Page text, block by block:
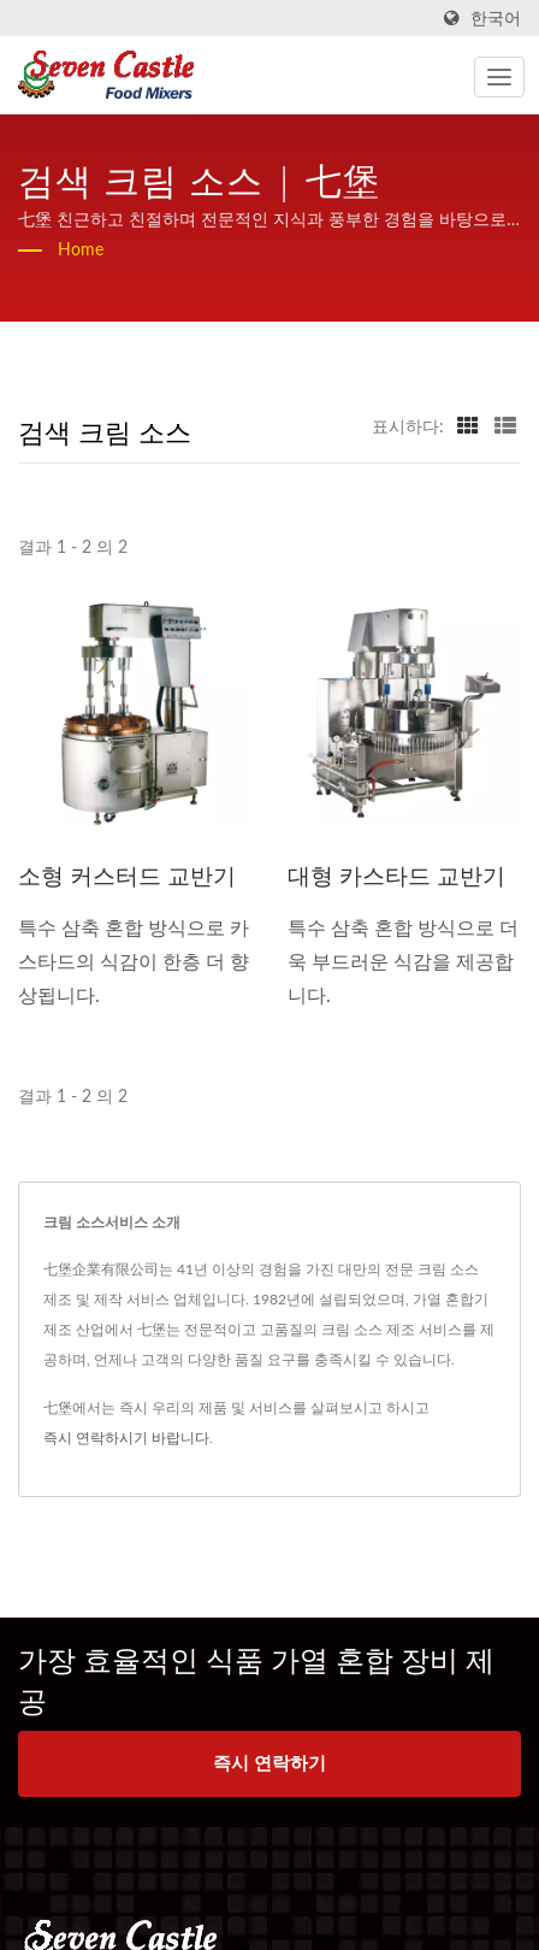
한국어
검색 크림 소스 | 七堡
七堡 친근하고 친절하며 전문적인 지식과 풍부한 경험을 바탕으로
전 세계에 고품질과 높은 안정성을 제공하는 가열 혼합기입니다.
Home
검색 크림 소스 표시하다:
결과 1 - 2 의 2
소형 커스터드 교반기
특수 삼축 혼합 방식으로 카
스타드의 식감이 한층 더 향
상됩니다.
대형 카스타드 교반기
특수 삼축 혼합 방식으로 더
욱 부드러운 식감을 제공합
니다.
결과 1 - 2 의 2
크림 소스서비스 소개
七堡企業有限公司는 41년 이상의 경험을 가진 대만의 전문 크림 소스
제조 및 제작 서비스 업체입니다. 1982년에 설립되었으며, 가열 혼합기
제조 산업에서 七堡는 전문적이고 고품질의 크림 소스 제조 서비스를 제
공하며, 언제나 고객의 다양한 품질 요구를 충족시킬 수 있습니다.
七堡에서는 즉시 우리의 제품 및 서비스를 살펴보시고 하시고
즉시 연락하시기 바랍니다
가장 효율적인 식품 가열 혼합 장비 제
공
즉시 연락하기